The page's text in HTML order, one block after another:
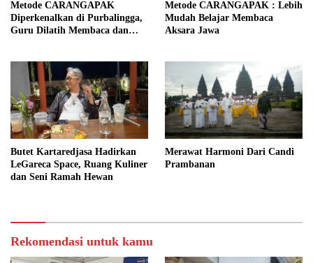
Metode CARANGAPAK
Diperkenalkan di Purbalingga,
Guru Dilatih Membaca dan
Metode CARANGAPAK : Lebih
Mudah Belajar Membaca
Aksara Jawa
Butet Kartaredjasa Hadirkan
LeGareca Space, Ruang Kuliner
dan Seni Ramah Hewan
Merawat Harmoni Dari Candi
Prambanan
Rekomendasi untuk kamu